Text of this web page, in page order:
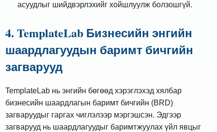
асуудлыг шийдвэрлэхийг хойшлуулж болзошгүй.
4. TemplateLab Бизнесийн энгийн
шаардлагуудын баримт бичгийн
загварууд
TemplateLab нь энгийн бөгөөд хэрэглэхэд хялбар
бизнесийн шаардлагын баримт бичгийн (BRD)
загваруудыг гаргах чиглэлээр мэргэшсэн. Эдгээр
загварууд нь шаардлагуудыг баримтжуулах үйл явцыг